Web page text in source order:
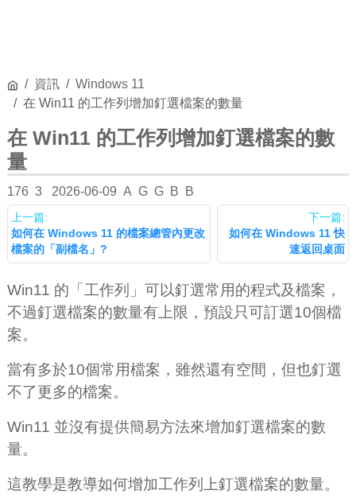
資訊
Windows 11
在 Win11 的工作列增加釘選檔案的數量
在 Win11 的工作列增加釘選檔案的數
量
176 3 2026-06-09 A G G B B
上一篇:
如何在 Windows 11 的檔案總管內更改
檔案的「副檔名」?
下一篇:
如何在 Windows 11 快
速返回桌面
Win11 的「工作列」可以釘選常用的程式及檔案，
不過釘選檔案的數量有上限，預設只可訂選10個檔
案。
當有多於10個常用檔案，雖然還有空間，但也釘選
不了更多的檔案。
Win11 並沒有提供簡易方法來增加釘選檔案的數
量。
這教學是教導如何增加工作列上釘選檔案的數量。